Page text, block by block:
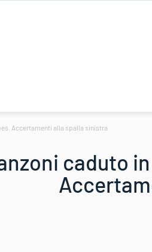
Accertamenti alla spalla sinistra
caduto